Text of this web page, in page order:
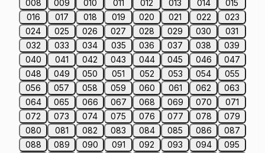
008
009 010 011 012 013 014
015
016
017 018 019 020 021 022
023
024
025 026 027 028 029 030
031
032
033 034 035 036 037 038
039
040
041 042 043 044 045 046
047
048
049 050 051 052 053 054
055
056
057 058 059 060 061 062
063
064
065 066 067 068 069 070
071
072
073 074 075 076 077 078
079
080
081 082 083 084 085 086
087
088
089 090 091 092 093 094
095